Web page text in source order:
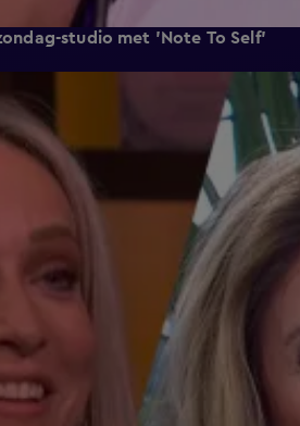
studio met 'Note To Self'